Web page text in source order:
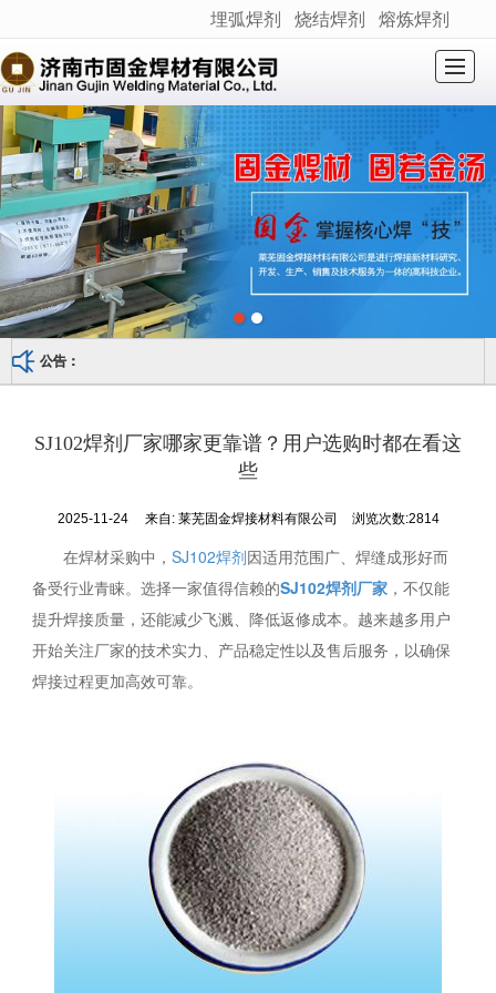
很遗憾，因您的浏览器版本过低导致无法获得最佳浏览体验，推荐下载安装谷歌浏览器！
埋弧焊剂 烧结焊剂 熔炼焊剂
网站首页 关于我们 产品展示
荣誉资质
产品检测 联系我们
公告：
SJ102焊剂厂家哪家更靠谱？用户选购时都在看这
些
2025-11-24 来自: 莱芜固金焊接材料有限公司 浏览次数:2814
在焊材采购中，SJ102焊剂因适用范围广、焊缝成形好而
备受行业青睐。选择一家值得信赖的SJ102焊剂厂家 ，不仅能
提升焊接质量，还能减少飞溅、降低返修成本。越来越多用户
开始关注厂家的技术实力、产品稳定性以及售后服务，以确保
焊接过程更加高效可靠。